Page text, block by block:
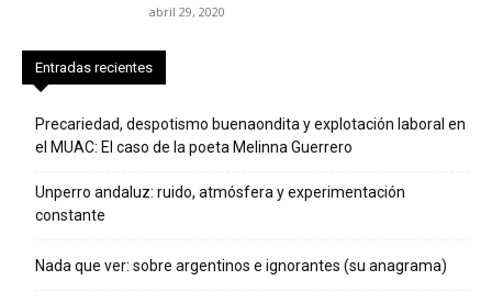
abril 29, 2020
Entradas recientes
Precariedad, despotismo buenaondita y explotación laboral en
el MUAC: El caso de la poeta Melinna Guerrero
Unperro andaluz: ruido, atmósfera y experimentación
constante
Nada que ver: sobre argentinos e ignorantes (su anagrama)